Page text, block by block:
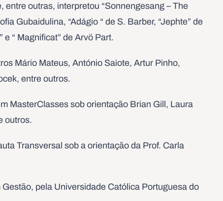
entre outras, interpretou “Sonnengesang – The
Gubaidulina, “Adágio “ de S. Barber, “Jephte” de
e “ Magnificat” de Arvö Part.
Mário Mateus, António Saiote, Artur Pinho,
entre outros.
MasterClasses sob orientação Brian Gill, Laura
outros.
Transversal sob a orientação da Prof. Carla
pela Universidade Católica Portuguesa do